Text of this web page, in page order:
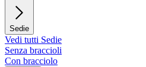
Sedie
Vedi tutti Sedie
Senza braccioli
Con bracciolo